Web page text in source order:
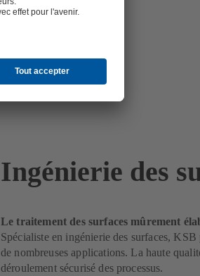
Ingénierie des
Le traitement des surfaces mûrement
Spécialiste en ingénierie des surfaces, KSB
de nombreuses applications. La haute
déroulement sécurisé des processus.